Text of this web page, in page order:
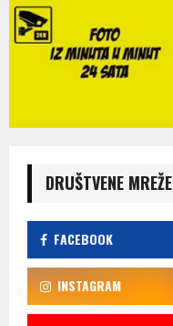
DRUŠTVENE MREŽE
FACEBOOK
INSTAGRAM